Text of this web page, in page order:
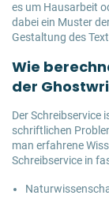
es um Hausarbeit
dabei ein Muster
Gestaltung des
Wie
der
Der Schreibservice
schriftlichen
man erfahrene
Schreibservice in